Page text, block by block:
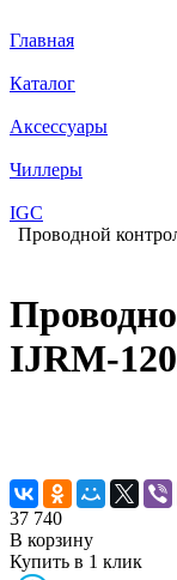
Главная
Каталог
Аксессуары
Чиллеры
IGC
Проводной
IJRM-
37 740
В корзину
Купить в 1 клик